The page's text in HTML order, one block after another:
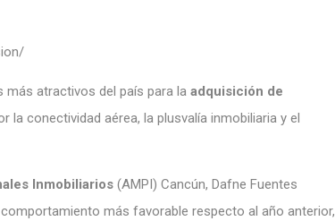
atractivos del país para la adquisición de
la conectividad aérea, la plusvalía inmobiliaria y el
Inmobiliarios (AMPI) Cancún, Dafne Fuentes
más favorable respecto al año anterior,